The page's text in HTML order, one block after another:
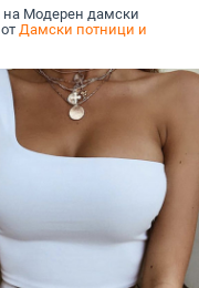
на Модерен дамски
Дамски потници и